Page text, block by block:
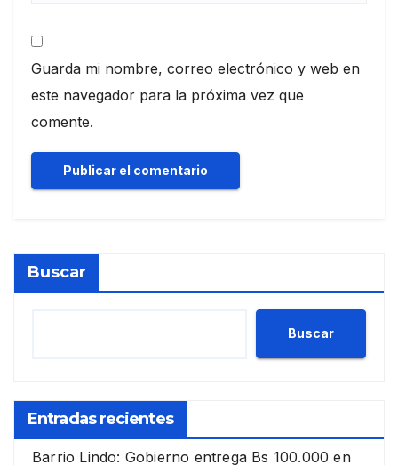
Guarda mi nombre, correo electrónico y web en
este navegador para la próxima vez que
comente.
Buscar
Buscar
Entradas recientes
Barrio Lindo: Gobierno entrega Bs 100.000 en